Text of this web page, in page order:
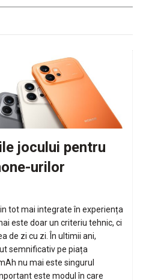
jocului pentru
urilor
tot mai integrate în experiența
este doar un criteriu tehnic, ci
de zi cu zi. În ultimii ani,
semnificativ pe piața
nu mai este singurul
este modul în care